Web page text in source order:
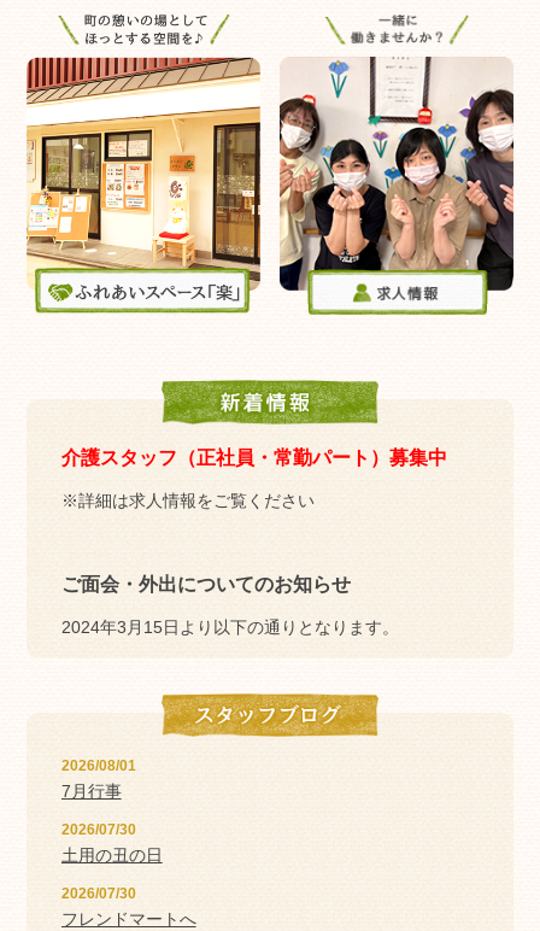
介護スタッフ（正社員・常勤パート）募集中
※詳細は求人情報をご覧ください
ご面会・外出についてのお知らせ
2024年3月15日より以下の通りとなります。
（1）事前予約
（2）面会場所
利用者さんの居室内もしくはユニット内
9：00～18：00
2026/08/01
7月行事
2026/07/30
土用の丑の日
2026/07/30
フレンドマートへ